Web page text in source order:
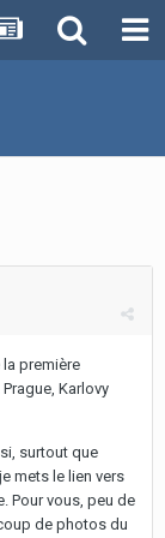
première
Karlovy
surtout que
mets le lien vers
Pour vous, peu de
de photos du